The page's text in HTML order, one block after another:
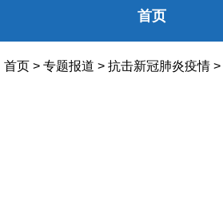
首页
首页 > 专题报道 > 抗击新冠肺炎疫情 >